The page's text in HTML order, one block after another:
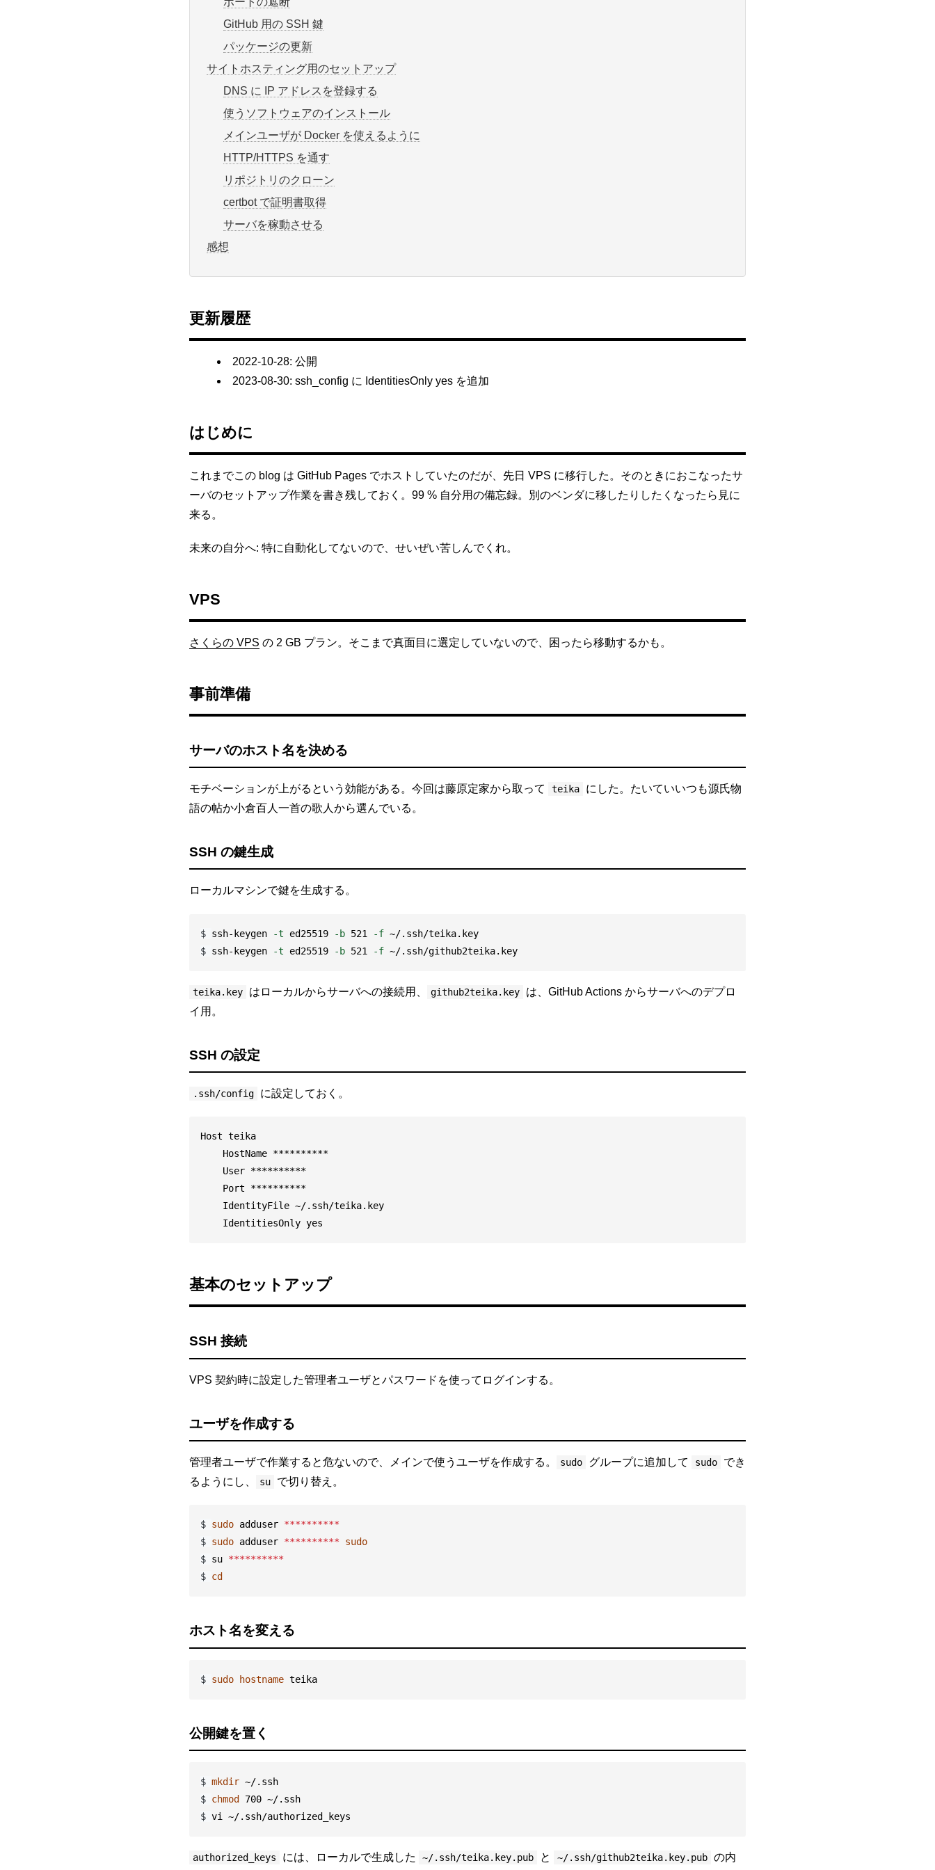
GitHub 用の SSH 鍵
パッケージの更新
サイトホスティング用のセットアップ
DNS に IP アドレスを登録する
使うソフトウェアのインストール
メインユーザが Docker を使えるように
HTTP/HTTPS を通す
リポジトリのクローン
certbot で証明書取得
サーバを稼動させる
感想
更新履歴
2022-10-28: 公開
2023-08-30: ssh_config に IdentitiesOnly yes を追加
はじめに
これまでこの blog は GitHub Pages でホストしていたのだが、先日 VPS に移行した。そのときにおこなったサ
ーバのセットアップ作業を書き残しておく。99 % 自分用の備忘録。別のベンダに移したりしたくなったら見に
来る。
未来の自分へ: 特に自動化してないので、せいぜい苦しんでくれ。
VPS
さくらの VPS の 2 GB プラン。そこまで真面目に選定していないので、困ったら移動するかも。
事前準備
サーバのホスト名を決める
モチベーションが上がるという効能がある。今回は藤原定家から取って teika
にした。たいていいつも源氏物
語の帖か小倉百人一首の歌人から選んでいる。
SSH の鍵生成
ローカルマシンで鍵を生成する。
$ ssh-keygen -t ed25519 -b 521 -f
$ ssh-keygen -t ed25519 -b 521 -f ~/.ssh/github2teika.key
teika.key はローカルからサーバへの接続用、 github2teika.key
は、GitHub Actions からサーバへのデプロ
イ用。
SSH の設定
.ssh/config に設定しておく。
    IdentitiesOnly yes
基本のセットアップ
SSH 接続
VPS 契約時に設定した管理者ユーザとパスワードを使ってログインする。
ユーザを作成する
管理者ユーザで作業すると危ないので、メインで使うユーザを作成する。 sudo グループに追加して sudo
でき
るようにし、
su で切り替え。
$ sudo adduser **********
$ sudo adduser **********
sudo
$ su **********
$ cd
ホスト名を変える
$ sudo hostname teika
公開鍵を置く
$ mkdir
$ chmod
$ vi ~/.ssh/authorized_keys
authorized_keys には、ローカルで生成した ~/.ssh/teika.key.pub と ~/.ssh/github2teika.key.pub の内